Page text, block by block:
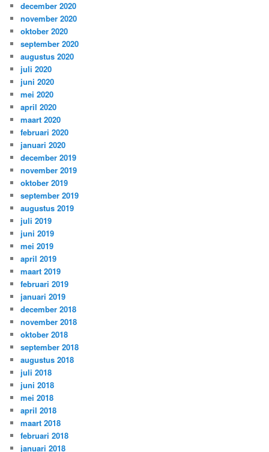
december 2020
november 2020
oktober 2020
september 2020
augustus 2020
juli 2020
juni 2020
mei 2020
april 2020
maart 2020
februari 2020
januari 2020
december 2019
november 2019
oktober 2019
september 2019
augustus 2019
juli 2019
juni 2019
mei 2019
april 2019
maart 2019
februari 2019
januari 2019
december 2018
november 2018
oktober 2018
september 2018
augustus 2018
juli 2018
juni 2018
mei 2018
april 2018
maart 2018
februari 2018
januari 2018